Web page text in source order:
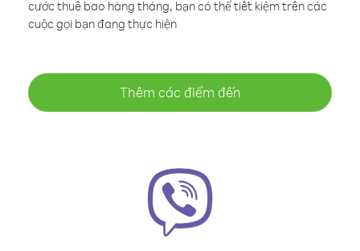
cước thuê bao hàng tháng, bạn có thể tiết kiệm trên các
cuộc gọi bạn đang thực hiện
Thêm các điểm đến